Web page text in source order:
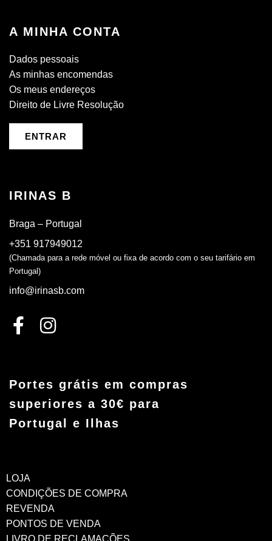
A MINHA CONTA
Dados pessoais
As minhas encomendas
Os meus endereços
Direito de Livre Resolução
ENTRAR
IRINAS B
Braga – Portugal
+351 917949012
(Chamada para a rede móvel ou fixa de acordo com o seu tarifário em
Portugal)
info@irinasb.com
Portes grátis em compras
superiores a 30€ para
Portugal e Ilhas
LOJA
CONDIÇÕES DE COMPRA
REVENDA
PONTOS DE VENDA
LIVRO DE RECLAMAÇÕES